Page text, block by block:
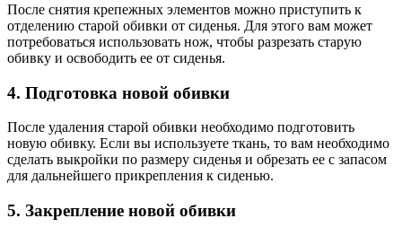
После снятия крепежных элементов можно приступить к
отделению старой обивки от сиденья. Для этого вам может
потребоваться использовать нож, чтобы разрезать старую
обивку и освободить ее от сиденья.
4. Подготовка новой обивки
После удаления старой обивки необходимо подготовить
новую обивку. Если вы используете ткань, то вам необходимо
сделать выкройки по размеру сиденья и обрезать ее с запасом
для дальнейшего прикрепления к сиденью.
5. Закрепление новой обивки